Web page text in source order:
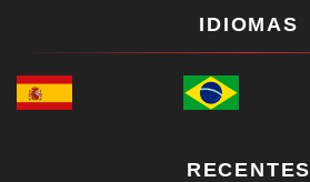
IDIOMAS
RECENTES